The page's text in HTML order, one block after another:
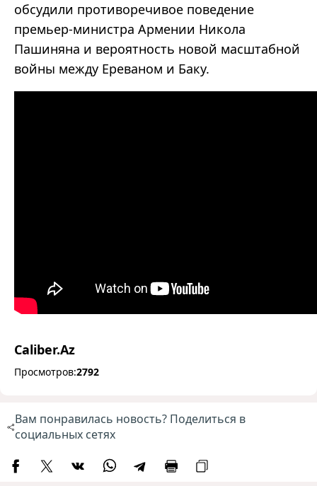
обсудили противоречивое поведение
премьер-министра Армении Никола
Пашиняна и вероятность новой масштабной
войны между Ереваном и Баку.
Caliber.Az
Просмотров:2792
Вам понравилась новость? Поделиться в
социальных сетях